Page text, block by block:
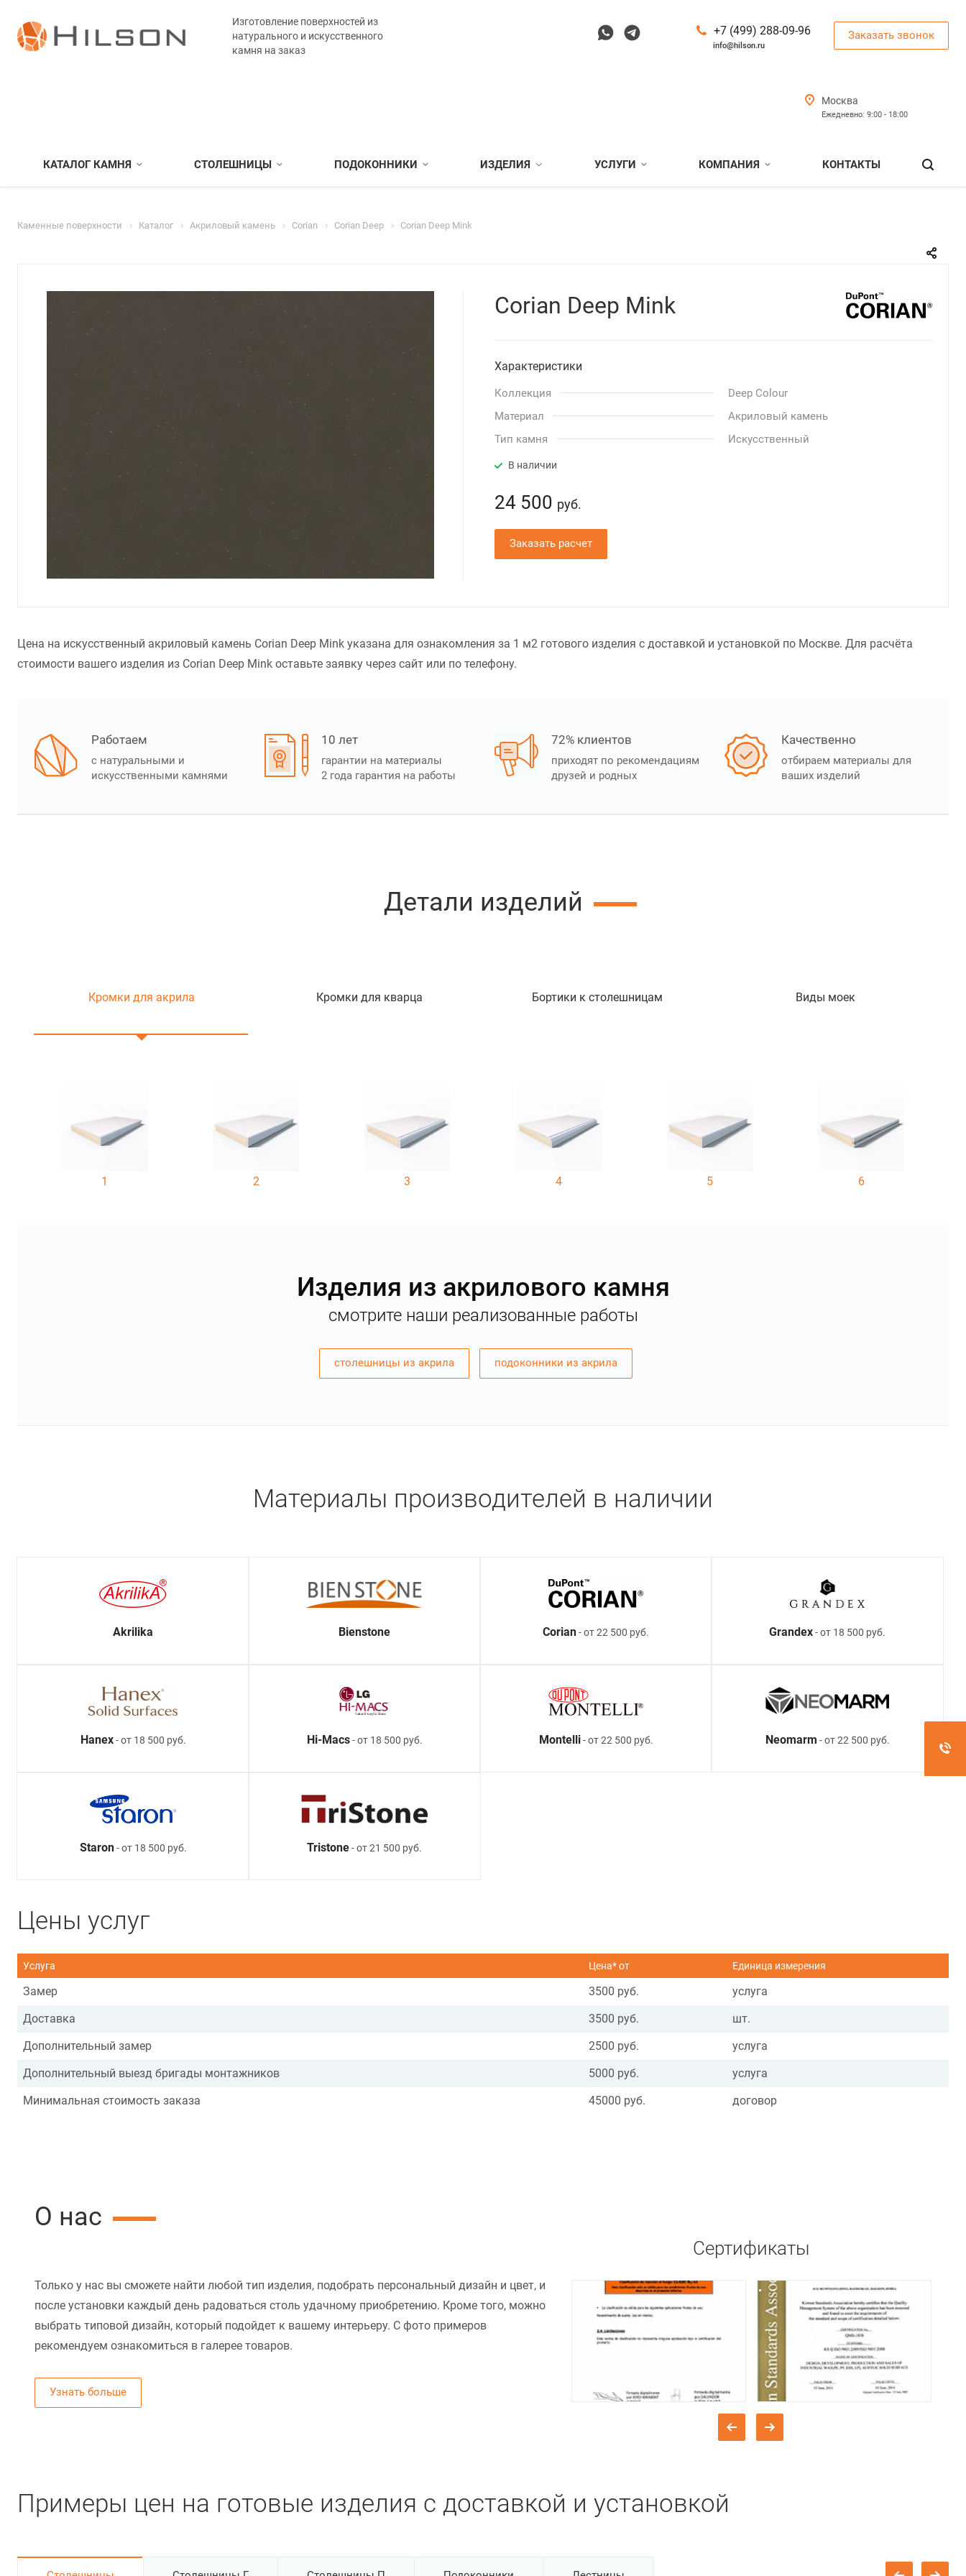
Изготовление поверхностей из
натурального и искусственного
камня на заказ
+7 (499) 288-09-96
info@hilson.ru
Заказать звонок
Москва
Ежедневно: 9:00 - 18:00
КАТАЛОГ КАМНЯ СТОЛЕШНИЦЫ ПОДОКОННИКИ ИЗДЕЛИЯ УСЛУГИ КОМПАНИЯ КОНТАКТЫ
Каменные поверхности Каталог Акриловый камень Corian Corian Deep Corian Deep Mink
Corian Deep Mink
Характеристики
Коллекция
Deep Colour
Материал
Акриловый камень
Тип камня
Искусственный
В наличии
24 500 руб.
Заказать расчет
Цена на искусственный акриловый камень Corian Deep Mink указана для ознакомления за 1 м2 готового изделия с доставкой и установкой по Москве. Для расчёта
стоимости вашего изделия из Corian Deep Mink оставьте заявку через сайт или по телефону.
Работаем
с натуральными и
искусственными камнями
10 лет
гарантии на материалы
2 года гарантия на работы
72% клиентов
приходят по рекомендациям
друзей и родных
Качественно
отбираем материалы для
ваших изделий
Детали изделий
Кромки для акрила Кромки для кварца Бортики к столешницам Виды моек
1 2 3 4 5 6
Изделия из акрилового камня
смотрите наши реализованные работы
столешницы из акрила подоконники из акрила
Материалы производителей в наличии
Akrilika Bienstone Corian- от 22 500 руб. Grandex- от 18 500 руб.
Hanex- от 18 500 руб. Hi-Macs- от 18 500 руб. Montelli- от 22 500 руб. Neomarm - от 22 500 руб.
Staron- от 18 500 руб. Tristone- от 21 500 руб.
Цены услуг
Услуга Цена* от Единица измерения
Замер 3500 руб.
услуга
Доставка
3500 руб.
шт.
Дополнительный замер
2500 руб.
услуга
Дополнительный выезд бригады монтажников
5000 руб.
услуга
Минимальная стоимость заказа
45000 руб. договор
О нас
Только у нас вы сможете найти любой тип изделия, подобрать персональный дизайн и цвет, и
после установки каждый день радоваться столь удачному приобретению. Кроме того, можно
выбрать типовой дизайн, который подойдет к вашему интерьеру. С фото примеров
рекомендуем ознакомиться в галерее товаров.
Узнать больше
Сертификаты
Примеры цен на готовые изделия с доставкой и установкой